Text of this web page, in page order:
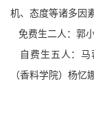
机、态度等诸多因
免费生二人：郭
自费生五人：
（香料学院）杨忆